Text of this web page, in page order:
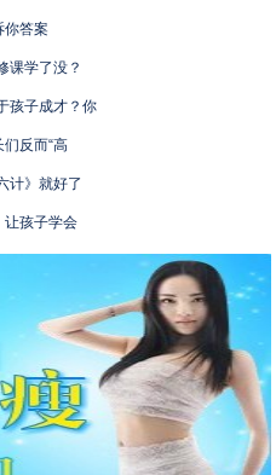
你答案
课学了没？
孩子成才？你
反而“高
计》就好了
让孩子学会